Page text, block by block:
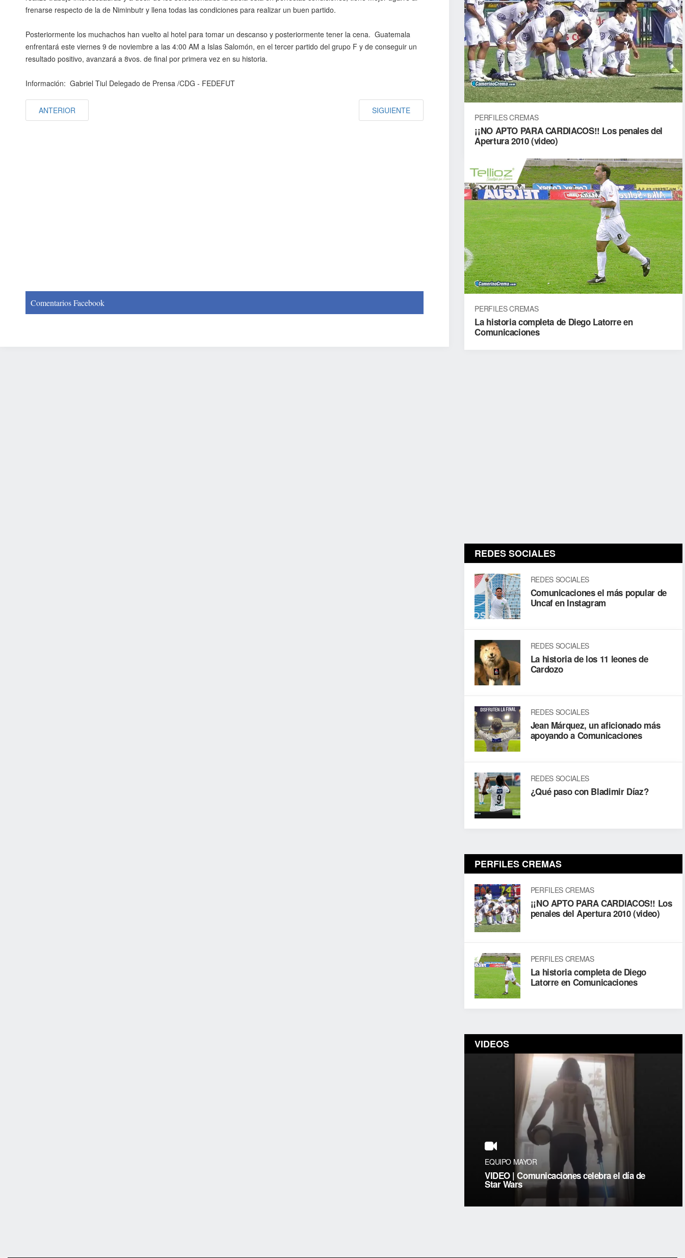
frenarse respecto de la de Niminbutr y llena todas las condiciones para realizar un buen partido.
Posteriormente los muchachos han vuelto al hotel para tomar un descanso y posteriormente tener la cena. Guatemala
enfrentará este viernes 9 de noviembre a las 4:00 AM a Islas Salomón, en el tercer partido del grupo F y de conseguir un
resultado positivo, avanzará a 8vos. de final por primera vez en su historia.
Información: Gabriel Tiul Delegado de Prensa /CDG - FEDEFUT
ANTERIOR SIGUIENTE
Comentarios Facebook
PERFILES CREMAS
¡¡NO APTO PARA CARDIACOS!! Los penales del
Apertura 2010 (video)
PERFILES CREMAS
La historia completa de Diego Latorre en
Comunicaciones
REDES SOCIALES
REDES SOCIALES
Comunicaciones el más popular de
Uncaf en Instagram
REDES SOCIALES
La historia de los 11 leones de
Cardozo
REDES SOCIALES
Jean Márquez, un aficionado más
apoyando a Comunicaciones
REDES SOCIALES
¿Qué paso con Bladimir Díaz?
PERFILES CREMAS
PERFILES CREMAS
¡¡NO APTO PARA CARDIACOS!! Los
penales del Apertura 2010 (video)
PERFILES CREMAS
La historia completa de Diego
Latorre en Comunicaciones
VIDEOS
EQUIPO MAYOR
VIDEO | Comunicaciones celebra el día de
Star Wars